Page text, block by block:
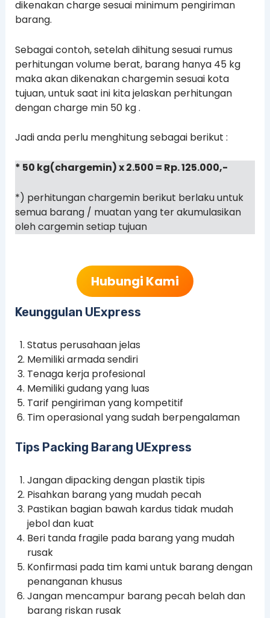
dikenakan charge sesuai minimum pengiriman
barang.
Sebagai contoh, setelah dihitung sesuai rumus
perhitungan volume berat, barang hanya 45 kg
maka akan dikenakan chargemin sesuai kota
tujuan, untuk saat ini kita jelaskan perhitungan
dengan charge min 50 kg .
Jadi anda perlu menghitung sebagai berikut :
* 50 kg(chargemin) x 2.500 = Rp. 125.000,-
*) perhitungan chargemin berikut berlaku untuk
semua barang / muatan yang ter akumulasikan
oleh cargemin setiap tujuan
Hubungi Kami
Keunggulan UExpress
Status perusahaan jelas
Memiliki armada sendiri
Tenaga kerja profesional
Memiliki gudang yang luas
Tarif pengiriman yang kompetitif
Tim operasional yang sudah berpengalaman
Tips Packing Barang UExpress
Jangan dipacking dengan plastik tipis
Pisahkan barang yang mudah pecah
Pastikan bagian bawah kardus tidak mudah
jebol dan kuat
Beri tanda fragile pada barang yang mudah
rusak
Konfirmasi pada tim kami untuk barang dengan
penanganan khusus
Jangan mencampur barang pecah belah dan
barang riskan rusak